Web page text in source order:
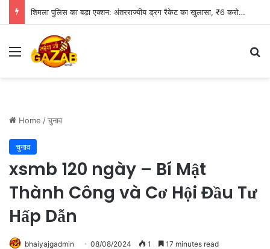
शिमला पुलिस का बड़ा एक्शन: अंतरराज्यीय ड्रग रैकेट का खुलासा, ₹6 करोड़ की हेरोइन जब्त, एक आरोपी गिरफ्तार
Menu
Home /चुनाव
चुनाव
xsmb 120 ngày – Bí Mật
Thành Công và Cơ Hội Đầu Tư
Hấp Dẫn
bhaiyajgadmin 08/08/2024 1 17 minutes read